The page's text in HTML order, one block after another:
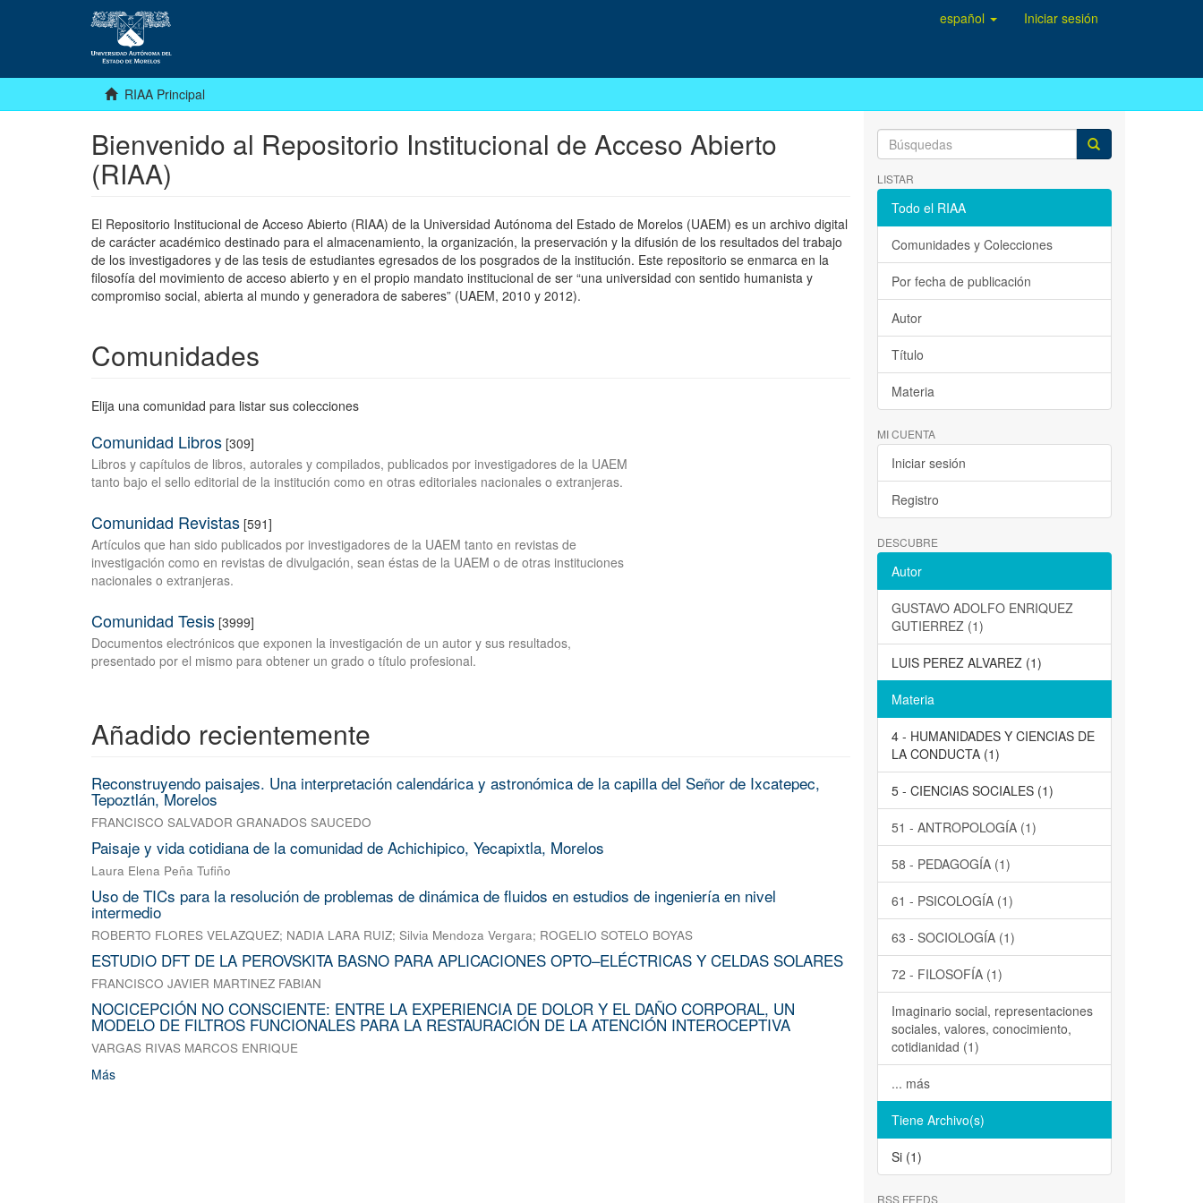
español Iniciar sesión
RIAA Principal
Bienvenido al Repositorio Institucional de Acceso Abierto
(RIAA)
El Repositorio Institucional de Acceso Abierto (RIAA) de la Universidad Autónoma del Estado de Morelos (UAEM) es un archivo digital
de carácter académico destinado para el almacenamiento, la organización, la preservación y la difusión de los resultados del trabajo
de los investigadores y de las tesis de estudiantes egresados de los posgrados de la institución. Este repositorio se enmarca en la
filosofía del movimiento de acceso abierto y en el propio mandato institucional de ser “una universidad con sentido humanista y
compromiso social, abierta al mundo y generadora de saberes” (UAEM, 2010 y 2012).
Comunidades
Elija una comunidad para listar sus colecciones
Comunidad Libros [309]
Libros y capítulos de libros, autorales y compilados, publicados por investigadores de la UAEM
tanto bajo el sello editorial de la institución como en otras editoriales nacionales o extranjeras.
Comunidad Revistas [591]
Artículos que han sido publicados por investigadores de la UAEM tanto en revistas de
investigación como en revistas de divulgación, sean éstas de la UAEM o de otras instituciones
nacionales o extranjeras.
Comunidad Tesis [3999]
Documentos electrónicos que exponen la investigación de un autor y sus resultados,
presentado por el mismo para obtener un grado o título profesional.
Añadido recientemente
Reconstruyendo paisajes. Una interpretación calendárica y astronómica de la capilla del Señor de Ixcatepec,
Tepoztlán, Morelos
FRANCISCO SALVADOR GRANADOS SAUCEDO
Paisaje y vida cotidiana de la comunidad de Achichipico, Yecapixtla, Morelos
Laura Elena Peña Tufiño
Uso de TICs para la resolución de problemas de dinámica de fluidos en estudios de ingeniería en nivel
intermedio
ROBERTO FLORES VELAZQUEZ; NADIA LARA RUIZ; Silvia Mendoza Vergara; ROGELIO SOTELO BOYAS
ESTUDIO DFT DE LA PEROVSKITA BASNO PARA APLICACIONES OPTO–ELÉCTRICAS Y CELDAS SOLARES
FRANCISCO JAVIER MARTINEZ FABIAN
NOCICEPCIÓN NO CONSCIENTE: ENTRE LA EXPERIENCIA DE DOLOR Y EL DAÑO CORPORAL, UN
MODELO DE FILTROS FUNCIONALES PARA LA RESTAURACIÓN DE LA ATENCIÓN INTEROCEPTIVA
VARGAS RIVAS MARCOS ENRIQUE
Más
LISTAR
Todo el RIAA
Comunidades y Colecciones
Por fecha de publicación
Autor
Título
Materia
MI CUENTA
Iniciar sesión
Registro
DESCUBRE
Autor
GUSTAVO ADOLFO ENRIQUEZ
GUTIERREZ (1)
LUIS PEREZ ALVAREZ (1)
Materia
4 - HUMANIDADES Y CIENCIAS DE
LA CONDUCTA (1)
5 - CIENCIAS SOCIALES (1)
51 - ANTROPOLOGÍA (1)
58 - PEDAGOGÍA (1)
61 - PSICOLOGÍA (1)
63 - SOCIOLOGÍA (1)
72 - FILOSOFÍA (1)
Imaginario social, representaciones
sociales, valores, conocimiento,
cotidianidad (1)
... más
Tiene Archivo(s)
Si (1)
RSS FEEDS